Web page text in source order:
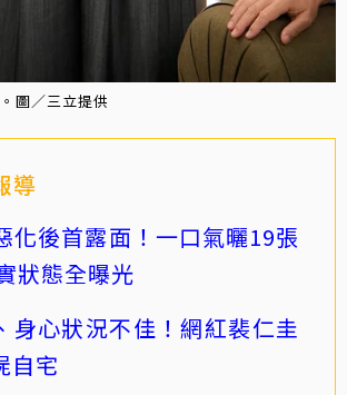
圖／三立提供
導
化後首露面！一口氣曬19張
狀態全曝光
身心狀況不佳！網紅裴仁圭
自宅